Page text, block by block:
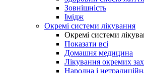
Зовнішність
Імідж
Окремі системи лікування
Окремі системи
Показати всі
Домашня медицина
Лікування окремих
Народна і